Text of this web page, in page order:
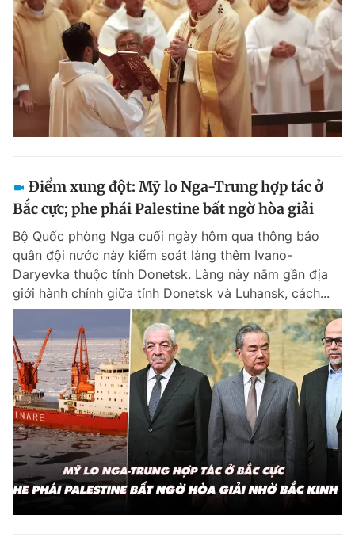
Điểm xung đột: Mỹ lo Nga-Trung hợp tác ở
Bắc cực; phe phái Palestine bất ngờ hòa giải
Bộ Quốc phòng Nga cuối ngày hôm qua thông báo
quân đội nước này kiểm soát làng thêm Ivano-
Daryevka thuộc tỉnh Donetsk. Làng này nằm gần địa
giới hành chính giữa tỉnh Donetsk và Luhansk, cách...